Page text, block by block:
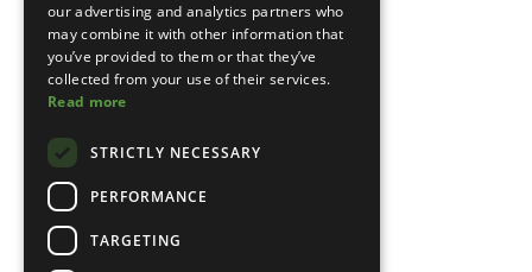
our advertising and analytics partners who
may combine it with other information that
you’ve provided to them or that they’ve
collected from your use of their services.
Read more
STRICTLY NECESSARY
PERFORMANCE
TARGETING